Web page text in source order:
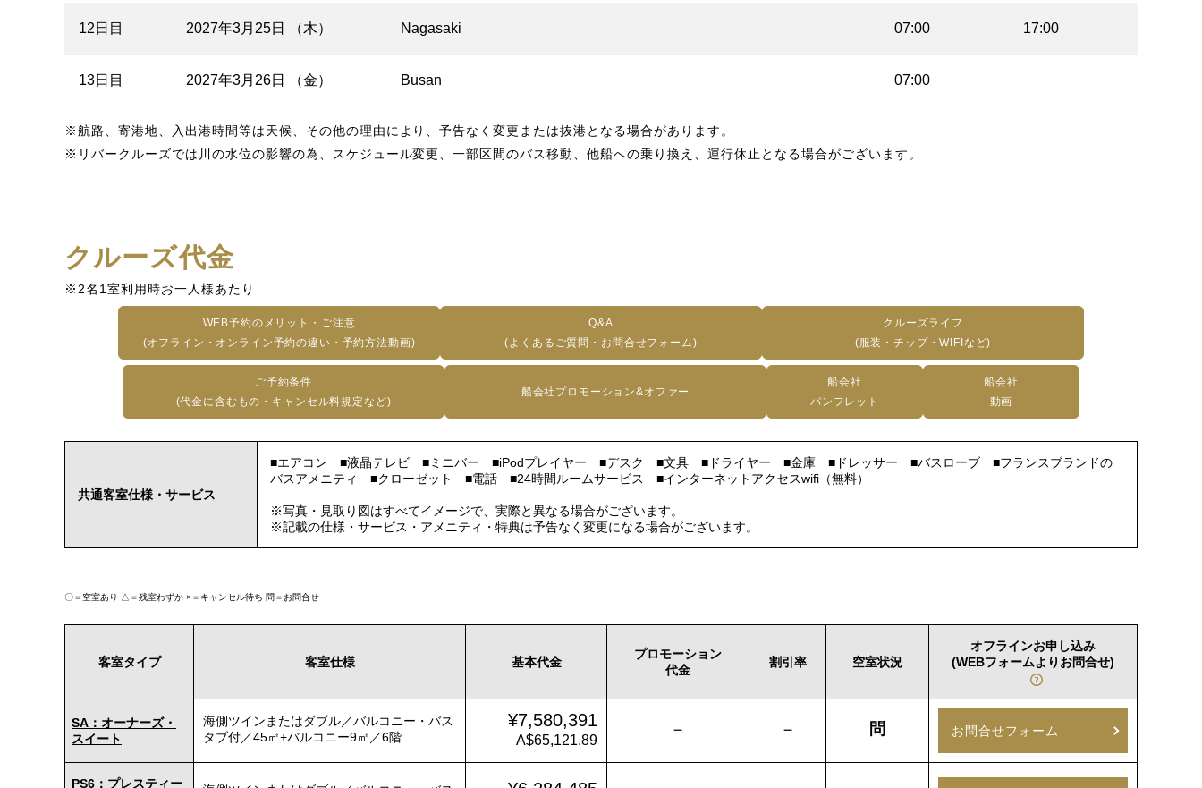
12日目 2027年3月25日 （木） Nagasaki 07:00 17:00
13日目 2027年3月26日 （金） Busan 07:00
※航路、寄港地、入出港時間等は天候、その他の理由により、予告なく変更または抜港となる場合があります。
※リバークルーズでは川の水位の影響の為、スケジュール変更、一部区間のバス移動、他船への乗り換え、運行休止となる場合がございます。
クルーズ代金
※2名1室利用時お一人様あたり
WEB予約のメリット・ご注意
(オフライン・オンライン予約の違い・予約方法動画)
Q&A
(よくあるご質問・お問合せフォーム)
クルーズライフ
(服装・チップ・WIFIなど)
ご予約条件
(代金に含むもの・キャンセル料規定など)
船会社プロモーション&オファー
船会社
パンフレット
船会社
動画
共通客室仕様・サービス
■エアコン ■液晶テレビ ■ミニバー ■iPodプレイヤー ■デスク ■文具 ■ドライヤー ■金庫 ■ドレッサー ■バスローブ ■フランスブランドの
バスアメニティ ■クローゼット ■電話 ■24時間ルームサービス ■インターネットアクセスwifi（無料）
※写真・見取り図はすべてイメージで、実際と異なる場合がございます。
※記載の仕様・サービス・アメニティ・特典は予告なく変更になる場合がございます。
〇＝空室あり △＝残室わずか ×＝キャンセル待ち 問＝お問合せ
客室タイプ 客室仕様 基本代金
プロモーション
代金
割引率 空室状況
オフラインお申し込み
(WEBフォームよりお問合せ)
SA：オーナーズ・
スイート
海側ツインまたはダブル／バルコニー・バス
タブ付／45㎡+バルコニー9㎡／6階
¥7,580,391
A$65,121.89
－ － 問 お問合せフォーム
PS6：プレスティー